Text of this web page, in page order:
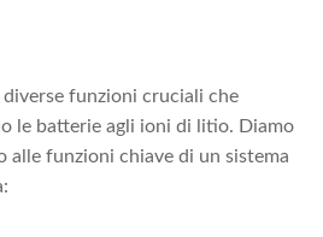
diverse funzioni cruciali che
le batterie agli ioni di litio. Diamo
alle funzioni chiave di un sistema